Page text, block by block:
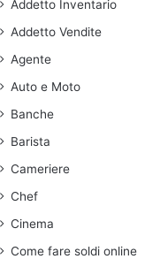
Addetto Inventario
Addetto Vendite
Agente
Auto e Moto
Banche
Barista
Cameriere
Chef
Cinema
Come fare soldi online